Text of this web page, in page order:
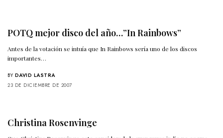
POTQ mejor disco del año…”In Rainbows”
Antes de la votación se intuía que In Rainbows sería uno de los discos
importantes…
BY DAVID LASTRA
23 DE DICIEMBRE DE 2007
Christina Rosenvinge